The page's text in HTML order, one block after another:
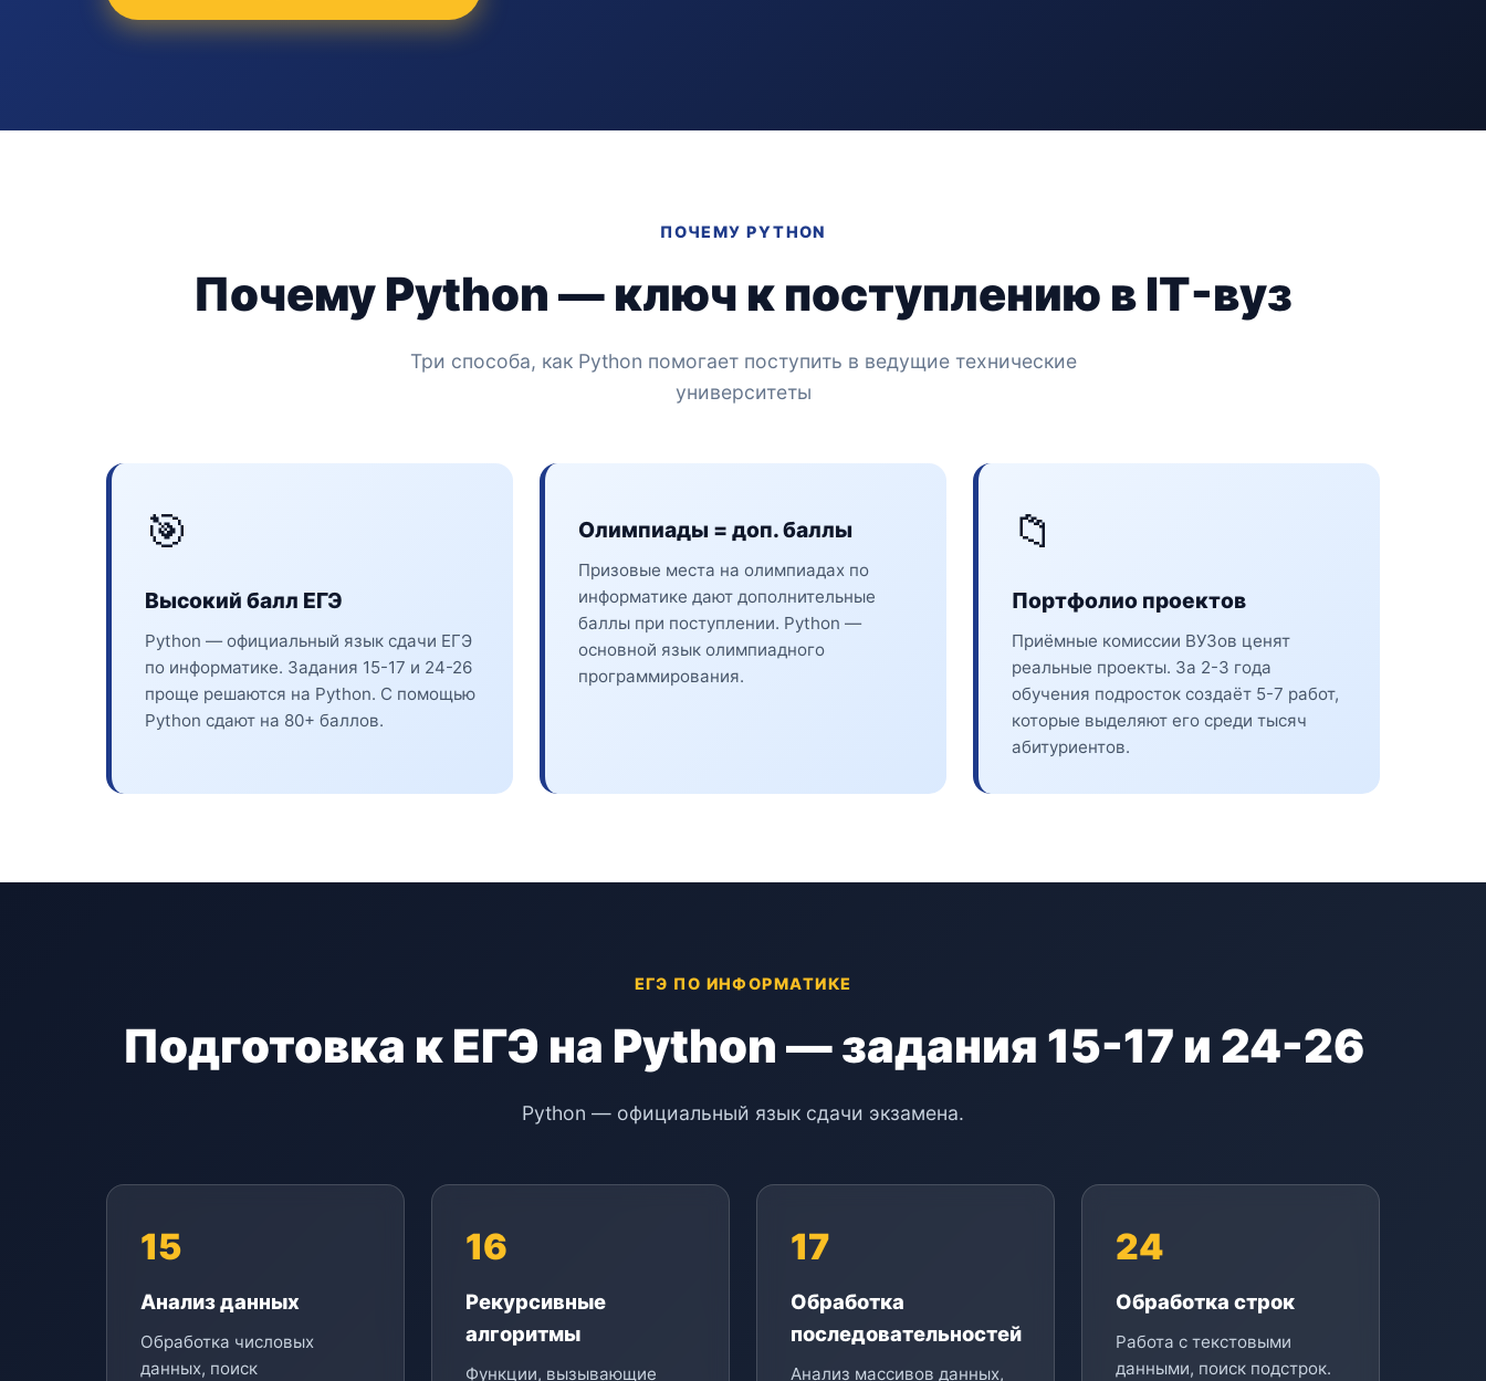
ПОЧЕМУ PYTHON
Почему Python — ключ к поступлению в IT-вуз
Три способа, как Python помогает поступить в ведущие технические
университеты
🎯
Высокий балл ЕГЭ
Python — официальный язык сдачи ЕГЭ
по информатике. Задания 15-17 и 24-26
проще решаются на Python. С помощью
Python сдают на 80+ баллов.
Олимпиады = доп. баллы
Призовые места на олимпиадах по
информатике дают дополнительные
баллы при поступлении. Python —
основной язык олимпиадного
программирования.
📁
Портфолио проектов
Приёмные комиссии ВУЗов ценят
реальные проекты. За 2-3 года
обучения подросток создаёт 5-7 работ,
которые выделяют его среди тысяч
абитуриентов.
ЕГЭ ПО ИНФОРМАТИКЕ
Подготовка к ЕГЭ на Python — задания 15-17 и 24-26
Python — официальный язык сдачи экзамена.
15
Анализ данных
Обработка числовых
данных, поиск
16
Рекурсивные
алгоритмы
Функции, вызывающие
17
Обработка
последовательностей
Анализ массивов данных,
24
Обработка строк
Работа с текстовыми
данными, поиск подстрок.